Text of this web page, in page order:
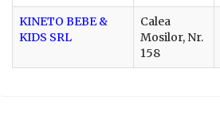
KINETO BEBE &
KIDS SRL
Calea
Mosilor, Nr.
158